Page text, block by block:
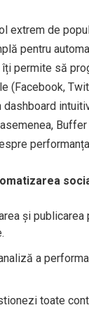
extrem de
pentru
permite să
(Facebook,
dashboard
și
a
toate